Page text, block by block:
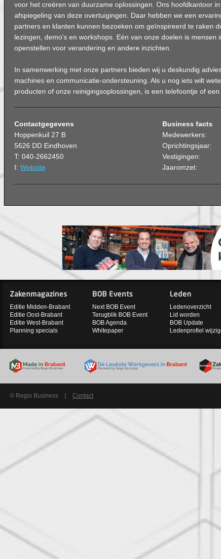
voor het creëren van duurzame oplossingen. Ons hoofdkantoor
afspiegeling van deze overtuigingen. Daar hebben we een
partners en klanten kunnen bezoeken om geïnspireerd te raken
lezingen, demo's en workshops. Eén van onze doelen is mensen
openstellen voor verandering en andere inzichten.
In samenwerking met onze partners bieden wij u deskundig
machines en communicatie-ondersteuning. Als u nog iets wilt
producten of onze reinigingsoplossingen, is een telefoontje of
Contactgegevens
Hoppenkuil 27 B
5626 DD Eindhoven
T: 040-2662450
I: Website
Business facts
Medewerkers:
Oprichtingsjaar:
Vestigingen:
Jaaromzet:
Zakenmagazines
Editie Midden-Brabant
Editie Oost-Brabant
Editie West-Brabant
Planning specials
BOB Events
Next BOB Event
Terugblik BOB Event
BOB Agenda
Whitepaper
Leden
Ledenoverzicht
Lid worden
BOB Update
Ledenprofiel
© Regio Business Contact